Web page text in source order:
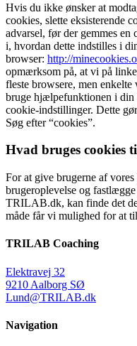
Hvis du ikke ønsker at
cookies, slette eksisterende
advarsel, før der gemmes
i, hvordan dette indstilles i
browser: http://
opmærksom på, at vi på
fleste browsere, men
bruge hjælpefunktionen i din
cookie-indstillinger. Dette
Søg efter “cookies”.
Hvad bruges cookies
For at give brugerne af
brugeroplevelse og
TRILAB.dk, kan finde det
måde får vi mulighed for at
TRILAB Coaching
Elektravej 32
9210 Aalborg SØ
Lund@TRILAB.dk
Navigation